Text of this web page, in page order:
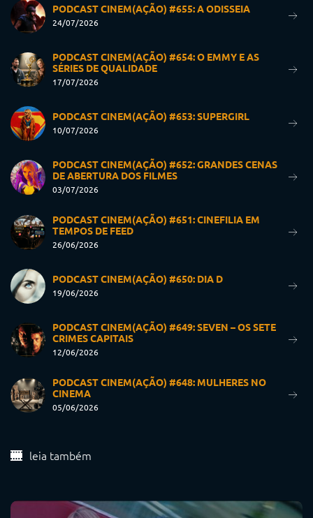
PODCAST CINEM(AÇÃO) #655: A ODISSEIA
24/07/2026
PODCAST CINEM(AÇÃO) #654: O EMMY E AS
SÉRIES DE QUALIDADE
17/07/2026
PODCAST CINEM(AÇÃO) #653: SUPERGIRL
10/07/2026
PODCAST CINEM(AÇÃO) #652: GRANDES CENAS
DE ABERTURA DOS FILMES
03/07/2026
PODCAST CINEM(AÇÃO) #651: CINEFILIA EM
TEMPOS DE FEED
26/06/2026
PODCAST CINEM(AÇÃO) #650: DIA D
19/06/2026
PODCAST CINEM(AÇÃO) #649: SEVEN – OS SETE
CRIMES CAPITAIS
12/06/2026
PODCAST CINEM(AÇÃO) #648: MULHERES NO
CINEMA
05/06/2026
leia também